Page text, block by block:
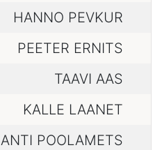
HANNO PEVKUR
PEETER ERNITS
TAAVI AAS
KALLE LAANET
ANTI POOLAMETS